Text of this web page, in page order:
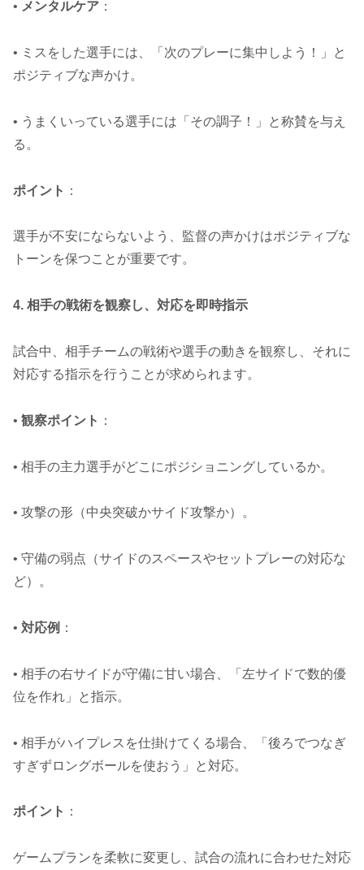
• メンタルケア ：
• ミスをした選手には、「次のプレーに集中しよう！」と
ポジティブな声かけ。
• うまくいっている選手には「その調子！」と称賛を与え
る。
ポイント ：
選手が不安にならないよう、監督の声かけはポジティブな
トーンを保つことが重要です。
4. 相手の戦術を観察し、対応を即時指示
試合中、相手チームの戦術や選手の動きを観察し、それに
対応する指示を行うことが求められます。
• 観察ポイント ：
• 相手の主力選手がどこにポジショニングしているか。
• 攻撃の形（中央突破かサイド攻撃か）。
• 守備の弱点（サイドのスペースやセットプレーの対応な
ど）。
• 対応例 ：
• 相手の右サイドが守備に甘い場合、「左サイドで数的優
位を作れ」と指示。
• 相手がハイプレスを仕掛けてくる場合、「後ろでつなぎ
すぎずロングボールを使おう」と対応。
ポイント ：
ゲームプランを柔軟に変更し、試合の流れに合わせた対応